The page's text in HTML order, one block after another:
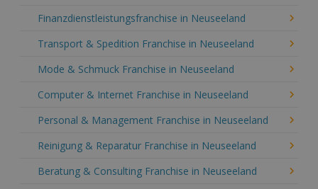
Finanzdienstleistungsfranchise in Neuseeland
Transport & Spedition Franchise in Neuseeland
Mode & Schmuck Franchise in Neuseeland
Computer & Internet Franchise in Neuseeland
Personal & Management Franchise in Neuseeland
Reinigung & Reparatur Franchise in Neuseeland
Beratung & Consulting Franchise in Neuseeland